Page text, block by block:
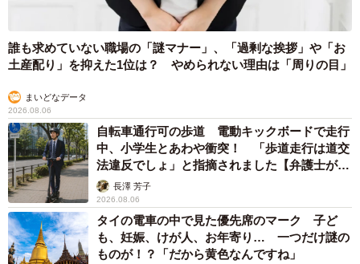
誰も求めていない職場の「謎マナー」、「過剰な挨拶」や「お
土産配り」を抑えた1位は？ やめられない理由は「周りの目」
まいどなデータ
2026.08.06
自転車通行可の歩道 電動キックボードで走行
中、小学生とあわや衝突！ 「歩道走行は道交
法違反でしょ」と指摘されました【弁護士が解
説】長澤 芳子
2026.08.06
タイの電車の中で見た優先席のマーク 子ど
も、妊娠、けが人、お年寄り… 一つだけ謎の
ものが！？「だから黄色なんですね」